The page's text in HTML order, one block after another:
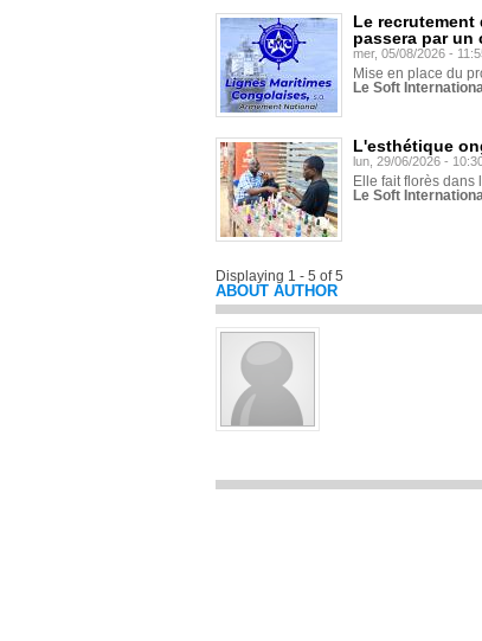
Le
passera par un
mer, 05/08/2026 -
Mise en place du
Le Soft
L'esthétique
lun, 29/06/2026 -
Elle fait florès dans
Le Soft
Displaying 1 - 5 of 5
ABOUT AUTHOR